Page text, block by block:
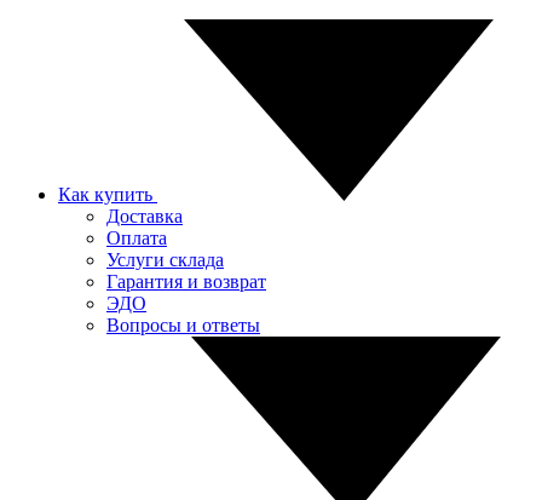
Как купить
Доставка
Оплата
Услуги склада
Гарантия и возврат
ЭДО
Вопросы и ответы